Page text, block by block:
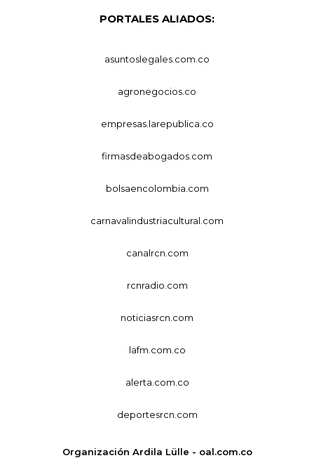
PORTALES ALIADOS:
asuntoslegales.com.co
agronegocios.co
empresas.larepublica.co
firmasdeabogados.com
bolsaencolombia.com
carnavalindustriacultural.com
canalrcn.com
rcnradio.com
noticiasrcn.com
lafm.com.co
alerta.com.co
deportesrcn.com
Organización Ardila Lülle - oal.com.co